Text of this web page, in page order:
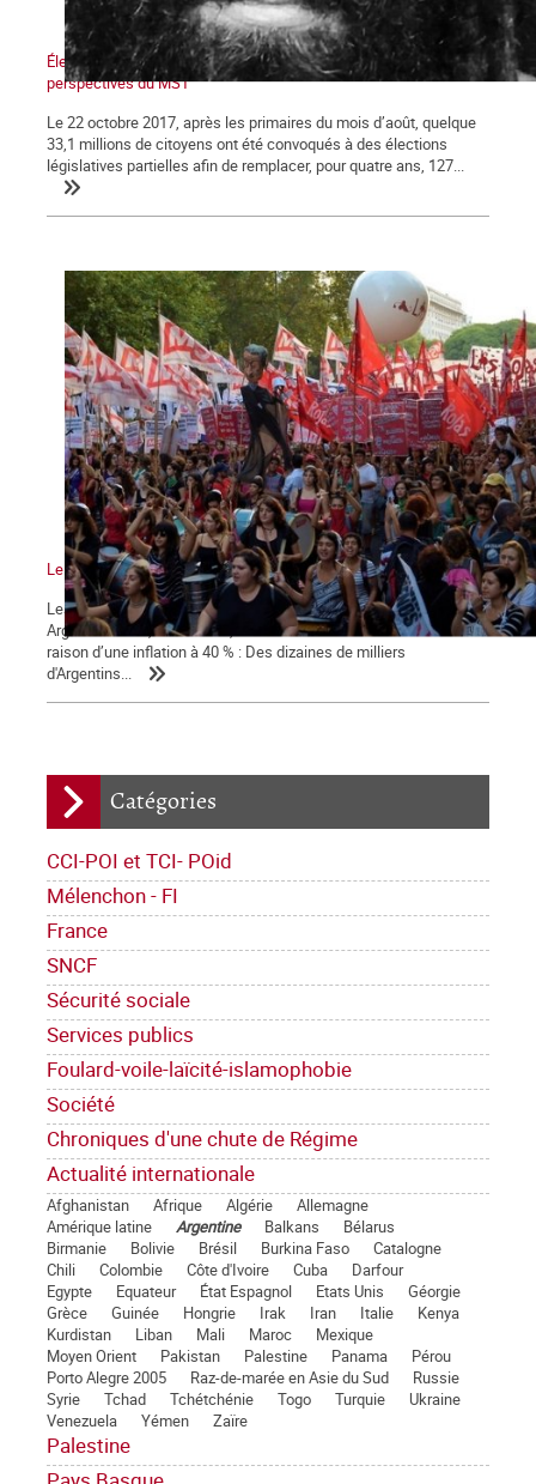
Catégories
CCI-POI et TCI- POid
Mélenchon - FI
France
SNCF
Sécurité sociale
Services publics
Foulard-voile-laïcité-islamophobie
Société
Chroniques d'une chute de Régime
Actualité internationale
Afghanistan Afrique Algérie
Allemagne
Amérique latine
Argentine Balkans
Bélarus
Birmanie
Bolivie Brésil Burkina Faso
Catalogne
Chili
Colombie Côte d'Ivoire Cuba
Darfour
Egypte
Equateur État Espagnol Etats Unis
Géorgie
Grèce
Guinée Hongrie Irak Iran Italie
Kenya
Kurdistan
Liban Mali Maroc
Mexique
Moyen Orient
Pakistan Palestine Panama
Pérou
Porto Alegre 2005
Raz-de-marée en Asie du Sud
Russie
Syrie
Tchad Tchétchénie Togo Turquie
Ukraine
Venezuela
Yémen Zaïre
Palestine
Élections en Argentine : La déroute du péronisme et les
perspectives du MST
Le 22 octobre 2017, après les primaires du mois d’août, quelque
33,1 millions de citoyens ont été convoqués à des élections
législatives partielles afin de remplacer, pour quatre ans, 127...
Le mouvement vers la grève générale
Les statistiques indiquent une amorce de reprise économique en
Argentine mais, dans la rue, la tension sociale s'accentue en
raison d’une inflation à 40 % : Des dizaines de milliers
d'Argentins...